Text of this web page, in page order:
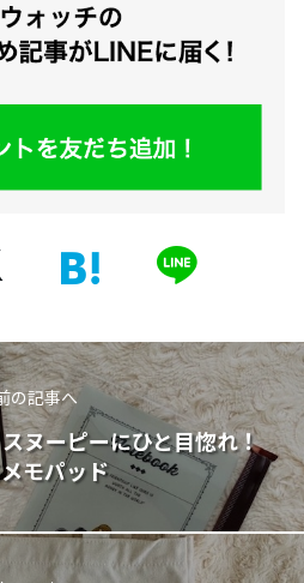
の記事へ
ヌーピーにひと目惚れ！
モパッド